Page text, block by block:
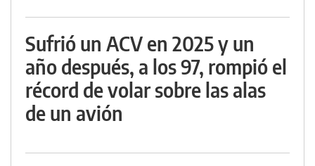
Sufrió un ACV en 2025 y un
año después, a los 97, rompió el
récord de volar sobre las alas
de un avión